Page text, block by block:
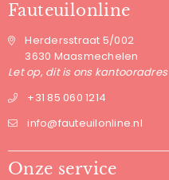
Fauteuilonline
Herdersstraat 5/002
3630 Maasmechelen
Let op, dit is ons kantooradres
+31 85 060 1214
info@fauteuilonline.nl
Onze service